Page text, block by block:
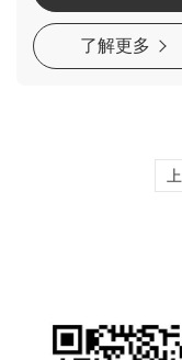
了解更多